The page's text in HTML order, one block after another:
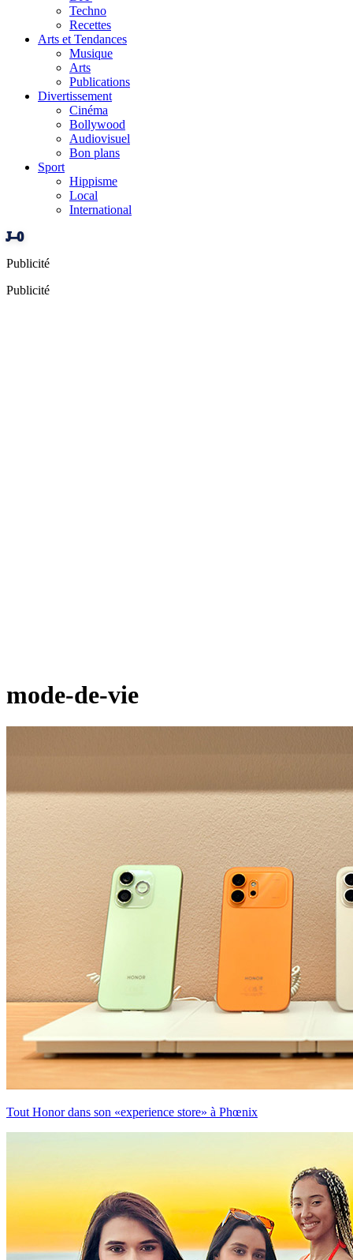
Techno
Recettes
Arts et Tendances
Musique
Arts
Publications
Divertissement
Cinéma
Bollywood
Audiovisuel
Bon plans
Sport
Hippisme
Local
International
J–0
Publicité
Publicité
mode-de-vie
Tout Honor dans son «experience store» à Phœnix